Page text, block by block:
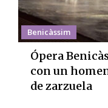
Benicàssim
Ópera
con un
de zarzuela